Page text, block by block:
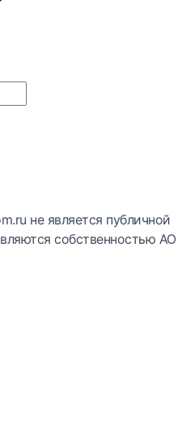
не является публичной
собственностью АО